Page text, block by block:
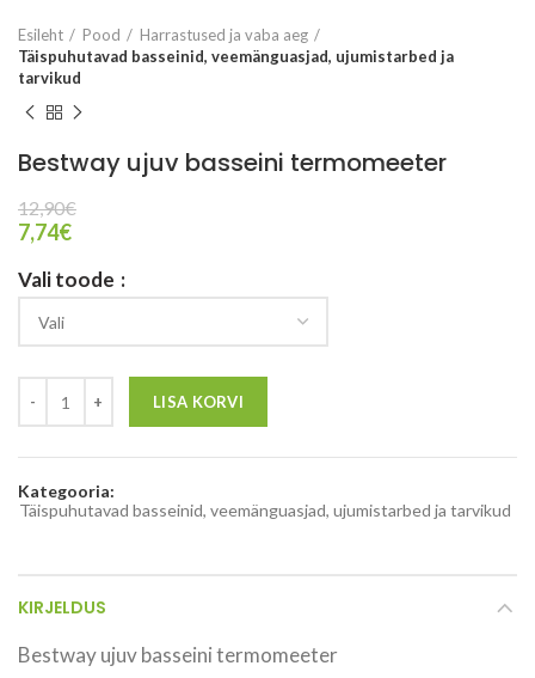
Esileht Pood
Harrastused ja vaba aeg
Täispuhutavad basseinid, veemänguasjad, ujumistarbed ja
tarvikud
Bestway ujuv basseini termomeeter
12,90€
7,74€
Vali toode
LISA KORVI
Kategooria:
Täispuhutavad basseinid, veemänguasjad, ujumistarbed ja tarvikud
KIRJELDUS
Bestway ujuv basseini termomeeter